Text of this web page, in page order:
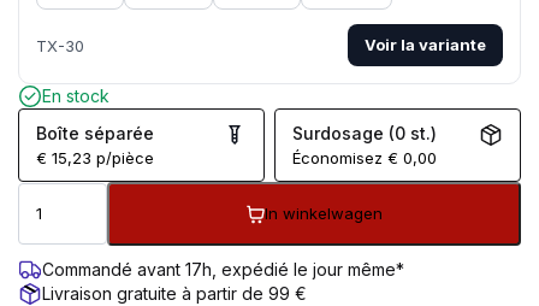
TX-30 Voir la variante
En stock
Boîte séparée
€ 15,23 p/pièce
Surdosage (0 st.)
Économisez€ 0,00
In winkelwagen
Commandé avant 17h, expédié le jour même*
Livraison gratuite à partir de 99 €